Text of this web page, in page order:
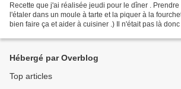
Recette que j'ai réalisée jeudi pour le dîner .
l'étaler dans un moule à tarte et la piquer à la
bien faire ça et aider à cuisiner .) Il n'était pas là
Hébergé par Overblog
Top articles